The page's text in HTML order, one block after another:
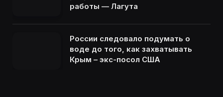
работы — Лагута
России следовало подумать о
воде до того, как захватывать
Крым – экс-посол США